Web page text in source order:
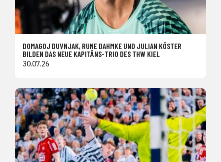
DOMAGOJ DUVNJAK, RUNE DAHMKE UND JULIAN KÖSTER
BILDEN DAS NEUE KAPITÄNS-TRIO DES THW KIEL
30.07.26